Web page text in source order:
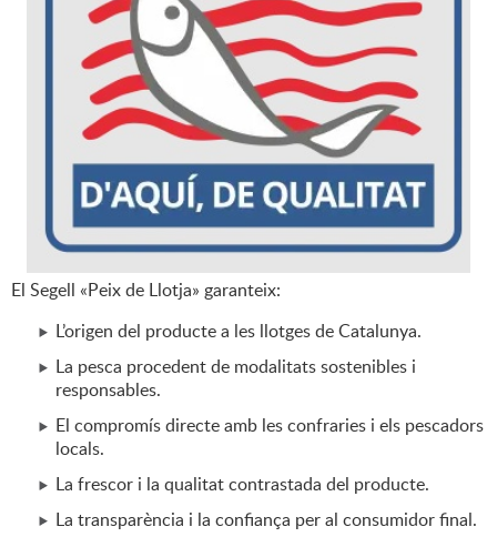
El Segell «Peix de Llotja» garanteix:
L’origen del producte a les llotges de Catalunya.
La pesca procedent de modalitats sostenibles i
responsables.
El compromís directe amb les confraries i els pescadors
locals.
La frescor i la qualitat contrastada del producte.
La transparència i la confiança per al consumidor final.